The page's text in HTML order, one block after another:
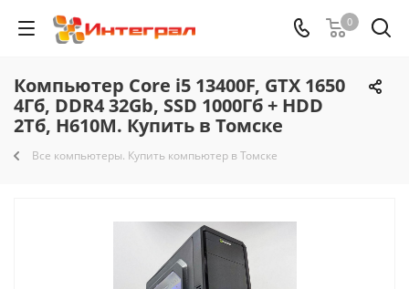
0
Компьютер Core i5 13400F, GTX 1650
4Гб, DDR4 32Gb, SSD 1000Гб + HDD
2Тб, H610M. Купить в Томске
Все компьютеры. Купить компьютер в Томске